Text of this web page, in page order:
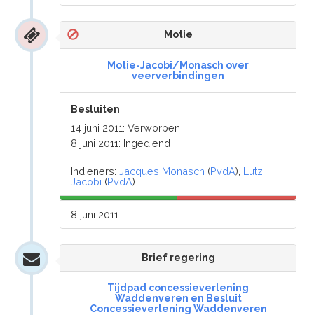
Motie
Motie-Jacobi/Monasch over
veerverbindingen
Besluiten
14 juni 2011: Verworpen
8 juni 2011: Ingediend
Indieners:Jacques Monasch (PvdA), Lutz
Jacobi (PvdA)
8 juni 2011
Brief regering
Tijdpad concessieverlening
Waddenveren en Besluit
Concessieverlening Waddenveren